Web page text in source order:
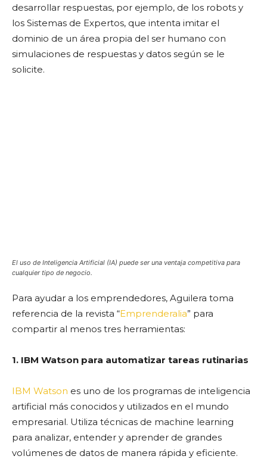
desarrollar respuestas, por ejemplo, de los robots y
los Sistemas de Expertos, que intenta imitar el
dominio de un área propia del ser humano con
simulaciones de respuestas y datos según se le
solicite.
El uso de Inteligencia Artificial (IA) puede ser una ventaja competitiva para
cualquier tipo de negocio.
Para ayudar a los emprendedores, Aguilera toma
referencia de la revista “Emprenderalia” para
compartir al menos tres herramientas:
1. IBM Watson para automatizar tareas rutinarias
IBM Watson es uno de los programas de inteligencia
artificial más conocidos y utilizados en el mundo
empresarial. Utiliza técnicas de machine learning
para analizar, entender y aprender de grandes
volúmenes de datos de manera rápida y eficiente.